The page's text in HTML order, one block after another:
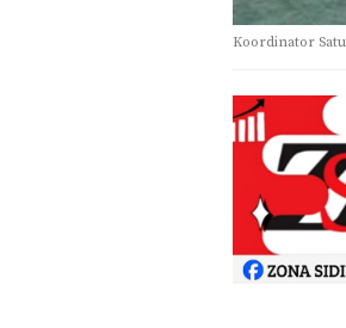
Koordinator